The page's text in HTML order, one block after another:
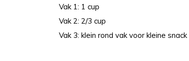
Vak 1: 1 cup
Vak 2: 2/3 cup
Vak 3: klein rond vak voor kleine